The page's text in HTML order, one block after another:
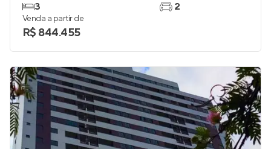
3
2
Venda a partir de
R$ 844.455